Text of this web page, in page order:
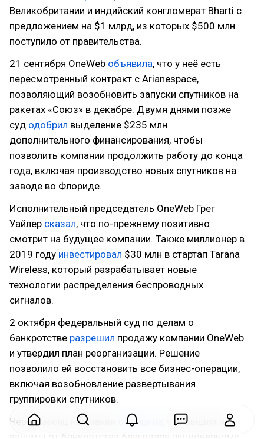
Великобритании и индийский конгломерат Bharti с
предложением на $1 млрд, из которых $500 млн
поступило от правительства.
21 сентября OneWeb объявила, что у неё есть
пересмотренный контракт с Arianespace,
позволяющий возобновить запуски спутников на
ракетах «Союз» в декабре. Двумя днями позже
суд одобрил выделение $235 млн
дополнительного финансирования, чтобы
позволить компании продолжить работу до конца
года, включая производство новых спутников на
заводе во Флориде.
Исполнительный председатель OneWeb Грег
Уайлер сказал, что по-прежнему позитивно
смотрит на будущее компании. Также миллионер в
2019 году инвестировал $30 млн в стартап Tarana
Wireless, который разрабатывает новые
технологии распределения беспроводных
сигналов.
2 октября федеральный суд по делам о
банкротстве разрешил продажу компании OneWeb
и утвердил план реорганизации. Решение
позволило ей восстановить все бизнес-операции,
включая возобновление развертывания
группировки спутников.
Через месяц компания
объявила
, что вышла из
защиты от банкротства благодаря акционерному